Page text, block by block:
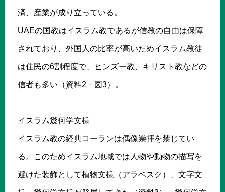
済、産業が成り立っている。
UAEの国教はイスラム教であるが信教の自由は保障
されており、外国人の比率が高いためイスラム教徒
は住民の6割程度で、ヒンズー教、キリスト教などの
信者も多い（資料2－図3）。
イスラム幾何学文様
イスラム教の経典コーランは偶像崇拝を禁じてい
る。このためイスラム地域では人物や動物の描写を
避けた装飾として植物文様（アラベスク）、文字文